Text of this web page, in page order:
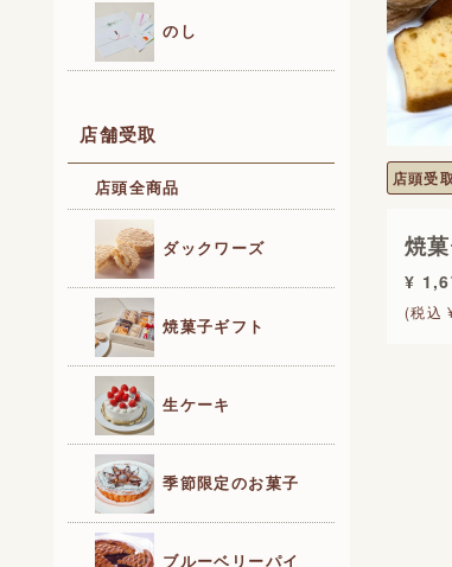
のし
店舗受取
店頭全商品
ダックワーズ
焼菓子ギフト
生ケーキ
季節限定のお菓子
ブルーベリーパイ
店頭受取
焼
¥
(税込